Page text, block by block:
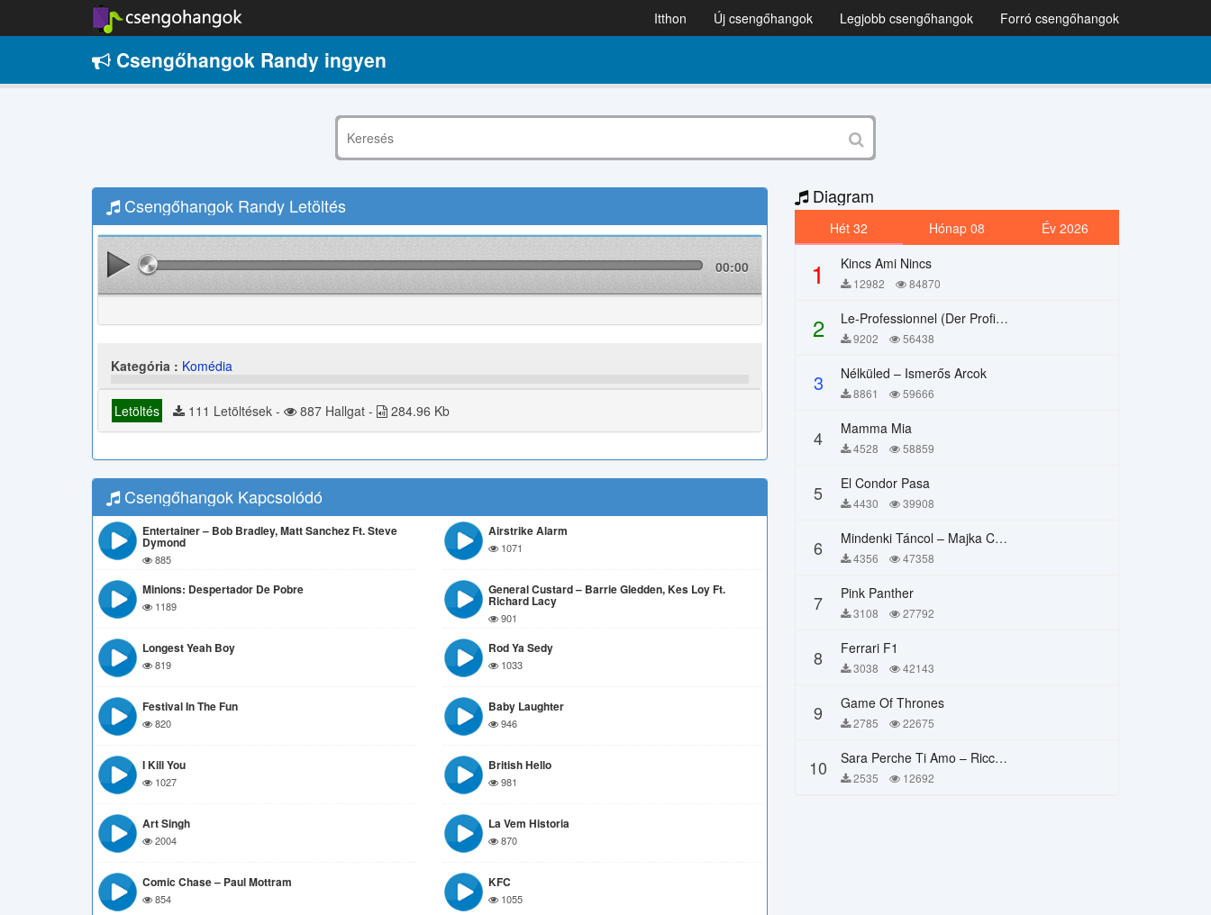
Itthon Új csengőhangok Legjobb csengőhangok Forró csengőhangok
Csengőhangok Randy ingyen
Csengőhangok Randy Letöltés
00:00
Kategória : Komédia
Letöltés 111 Letöltések - 887 Hallgat - 284.96 Kb
Csengőhangok Kapcsolódó
Entertainer – Bob Bradley, Matt Sanchez Ft. Steve
Dymond
885
Airstrike Alarm
1071
Minions: Despertador De Pobre
1189
General Custard – Barrie Gledden, Kes Loy Ft.
Richard Lacy
901
Longest Yeah Boy
819
Rod Ya Sedy
1033
Festival In The Fun
820
Baby Laughter
946
I Kill You
1027
British Hello
981
Art Singh
2004
La Vem Historia
870
Comic Chase – Paul Mottram
854
KFC
1055
Diagram
Hét 32 Hónap 08 Év 2026
1 Kincs Ami Nincs
12982 84870
2 Le-Professionnel (Der Profi) – Chi Mai
9202 56438
3 Nélküled – Ismerős Arcok
8861 59666
4 Mamma Mia
4528 58859
5 El Condor Pasa
4430 39908
6 Mindenki Táncol – Majka Curtis, Péter Majoros
4356 47358
7 Pink Panther
3108 27792
8 Ferrari F1
3038 42143
9 Game Of Thrones
2785 22675
10 Sara Perche Ti Amo – Ricchi E Poveri
2535 12692